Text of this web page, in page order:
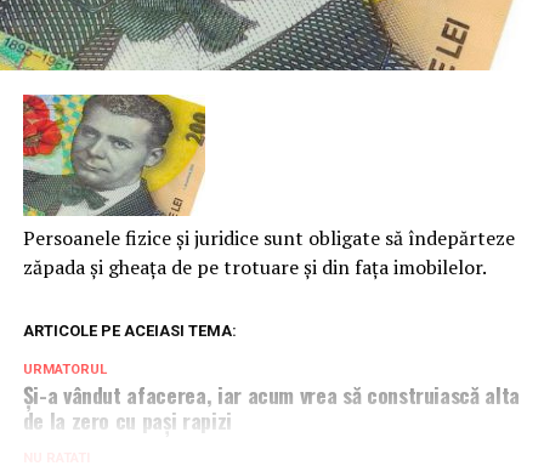
Persoanele fizice şi juridice sunt obligate să îndepărteze
zăpada şi gheaţa de pe trotuare şi din faţa imobilelor.
ARTICOLE PE ACEIASI TEMA:
URMATORUL
Şi-a vândut afacerea, iar acum vrea să construiască alta
de la zero cu paşi rapizi